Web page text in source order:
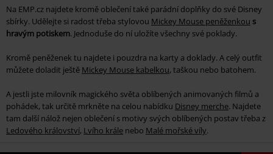
Na EMP.cz najdete kromě oblečení také parádní doplňky do své Disney
sbírky. Udělejte si radost třeba stylovou Mickey Mouse peněženkou s
hravým potiskem. Jednoduše do ní uložíte všechny své poklady.
Kromě peněženek tu najdete i pouzdra na karty a doklady. A celý outfit
můžete doladit ještě Mickey Mouse kabelkou, taškou nebo batohem.
A jestli jste milovník magického světa oblíbených animovaných filmů a
pohádek, tak určitě mrkněte na celou nabídku Disney merche. Najdete
tam další nálož nejen oblečení s motivy svých oblíbených postav třeba z
Ledového království, Lvího krále nebo Malé mořské víly.